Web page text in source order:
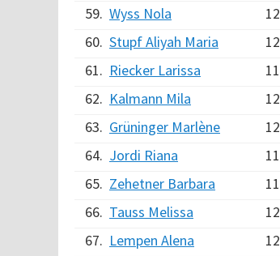
59. Wyss Nola 12
60. Stupf Aliyah Maria 12
61. Riecker Larissa 11
62. Kalmann Mila 12
63. Grüninger Marlène 12
64. Jordi Riana 11
65. Zehetner Barbara 11
66. Tauss Melissa 12
67. Lempen Alena 12